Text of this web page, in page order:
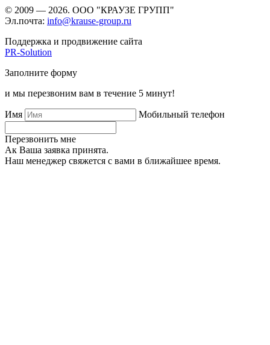
© 2009 — 2026. ООО "КРАУЗЕ ГРУПП"
Эл.почта: info@krause-group.ru
Поддержка и продвижение сайта
PR-Solution
Заполните форму
и мы перезвоним вам в течение 5 минут!
Имя Мобильный телефон
Перезвонить мне
Ак Ваша заявка принята.
Наш менеджер свяжется с вами в ближайшее время.